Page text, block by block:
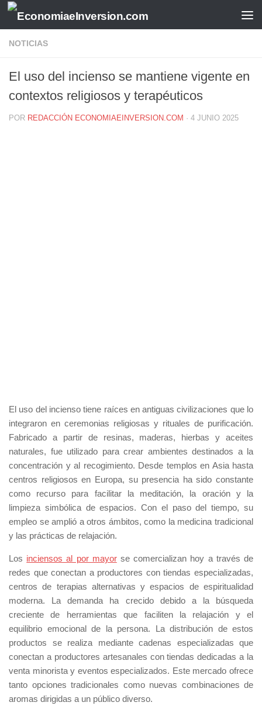
Saltar al contenido
NOTICIAS
El uso del incienso se mantiene vigente en
contextos religiosos y terapéuticos
POR REDACCIÓN ECONOMIAEINVERSION.COM · 4 JUNIO 2025
El uso del incienso tiene raíces en antiguas civilizaciones que lo
integraron en ceremonias religiosas y rituales de purificación.
Fabricado a partir de resinas, maderas, hierbas y aceites
naturales, fue utilizado para crear ambientes destinados a la
concentración y al recogimiento. Desde templos en Asia hasta
centros religiosos en Europa, su presencia ha sido constante
como recurso para facilitar la meditación, la oración y la
limpieza simbólica de espacios. Con el paso del tiempo, su
empleo se amplió a otros ámbitos, como la medicina tradicional
y las prácticas de relajación.
Los inciensos al por mayorse comercializan hoy a través de
redes que conectan a productores con tiendas especializadas,
centros de terapias alternativas y espacios de espiritualidad
moderna. La demanda ha crecido debido a la búsqueda
creciente de herramientas que faciliten la relajación y el
equilibrio emocional de la persona. La distribución de estos
productos se realiza mediante cadenas especializadas que
conectan a productores artesanales con tiendas dedicadas a la
venta minorista y eventos especializados. Este mercado ofrece
tanto opciones tradicionales como nuevas combinaciones de
aromas dirigidas a un público diverso.